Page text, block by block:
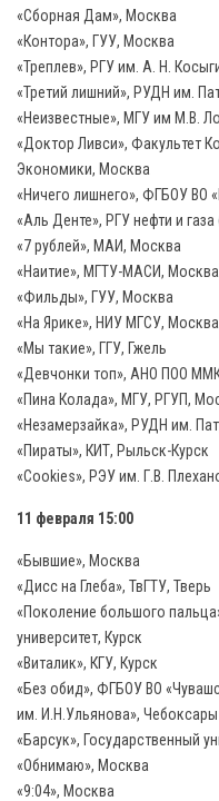
«Сборная Дам», Москва
«Контора», ГУУ, Москва
«Треплев», РГУ им. А. Н.
«Третий лишний», РУДН им.
«Неизвестные», МГУ им М.В.
«Доктор Ливси», Факультет
Экономики, Москва
«Ничего лишнего», ФГБОУ ВО
«Аль Денте», РГУ нефти и
«7 рублей», МАИ, Москва
«Наитие», МГТУ-МАСИ, Москва
«Фильды», ГУУ, Москва
«На Ярике», НИУ МГСУ, Москва
«Мы такие», ГГУ, Гжель
«Девчонки топ»‎, АНО ПОО
«Пина Колада», МГУ, РГУП,
«Незамерзайка», РУДН им.
«Пираты», КИТ, Рыльск-Курск
«Cookies», РЭУ им. Г.В.
11 февраля 15:00
«Бывшие», Москва
«Дисс на Глеба», ТвГТУ, Тверь
«Поколение большого
университет, Курск
«Виталик», КГУ, Курск
«Без обид», ФГБОУ ВО
им. И.Н.Ульянова», Чебоксары
«Барсук»‎, Государственный
«Обнимаю», Москва
«9:04», Москва